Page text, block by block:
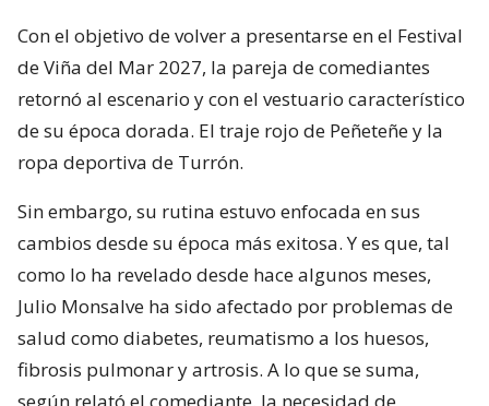
Con el objetivo de volver a presentarse en el Festival
de Viña del Mar 2027, la pareja de comediantes
retornó al escenario y con el vestuario característico
de su época dorada. El traje rojo de Peñeteñe y la
ropa deportiva de Turrón.
Sin embargo, su rutina estuvo enfocada en sus
cambios desde su época más exitosa. Y es que, tal
como lo ha revelado desde hace algunos meses,
Julio Monsalve ha sido afectado por problemas de
salud como diabetes, reumatismo a los huesos,
fibrosis pulmonar y artrosis. A lo que se suma,
según relató el comediante, la necesidad de